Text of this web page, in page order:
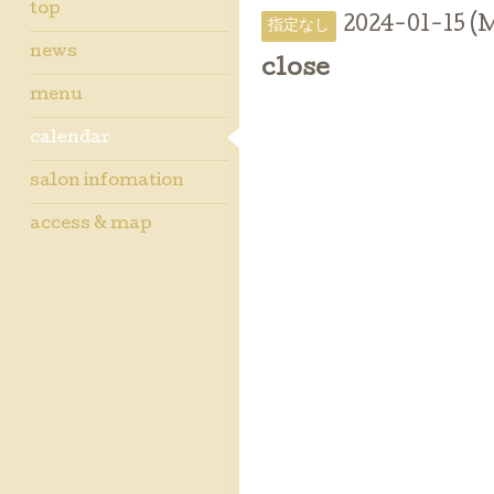
指定なし 2024-01-15
close
top
news
menu
calendar
salon infomation
access & map